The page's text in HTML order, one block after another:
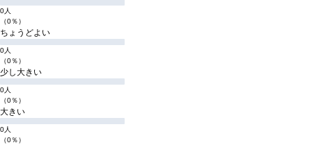
0人
（0％）
ちょうどよい
0人
（0％）
少し大きい
0人
（0％）
大きい
0人
（0％）